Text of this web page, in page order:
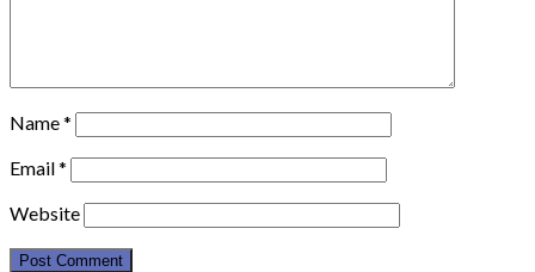
Name*
Email*
Website